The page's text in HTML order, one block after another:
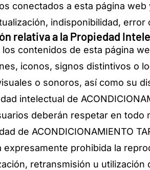
conectados a esta página
indisponibilidad, error
relativa a la Propiedad
los contenidos de esta página
iconos, signos distintivos o
o sonoros, así como su
intelectual de
deberán respetar en
de ACONDICIONAMIENTO
expresamente prohibida la
retransmisión u